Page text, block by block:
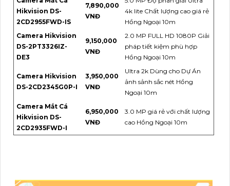
Hikvision DS-
2CD2955FWD-IS
7,890,000
VNĐ
4k lite Chất lượng cao giá rẻ
Hồng Ngoại 10m
Camera Hikvision
DS-2PT3326IZ-
DE3
9,150,000
VNĐ
2.0 MP FULL HD 1080P Giải
pháp tiết kiệm phù hợp
Hồng Ngoại 10m
Camera Hikvision
DS-2CD2345G0P-I
3,950,000
VNĐ
Ultra 2k Dùng cho Dự Án
ảnh sảnh sắc nét Hồng
Ngoại 10m
Camera Mắt Cá
Hikvision DS-
2CD2935FWD-I
6,950,000
VNĐ
3.0 MP giá rẻ với chất lượng
cao Hồng Ngoại 10m